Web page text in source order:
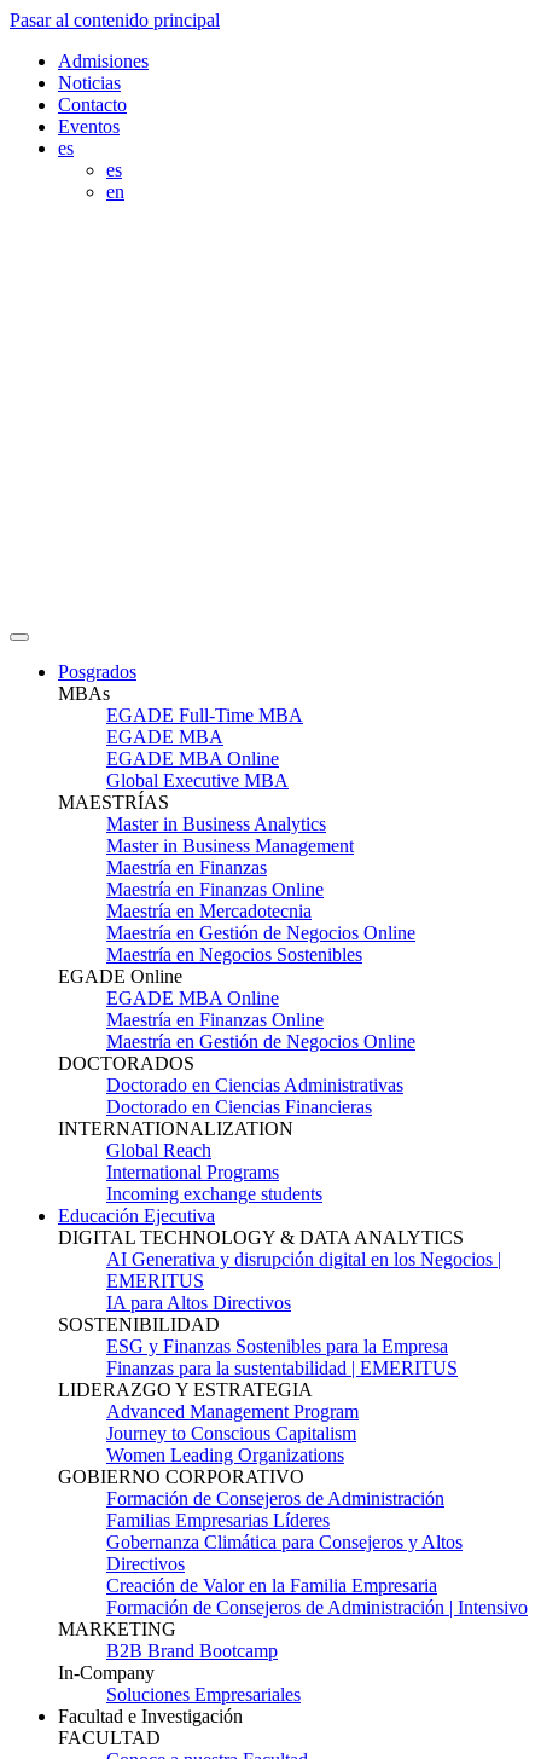
Pasar al contenido principal
Admisiones
Noticias
Contacto
Eventos
es
es
en
Posgrados
MBAs
EGADE Full-Time MBA
EGADE MBA
EGADE MBA Online
Global Executive MBA
MAESTRÍAS
Master in Business Analytics
Master in Business Management
Maestría en Finanzas
Maestría en Finanzas Online
Maestría en Mercadotecnia
Maestría en Gestión de Negocios Online
Maestría en Negocios Sostenibles
EGADE Online
EGADE MBA Online
Maestría en Finanzas Online
Maestría en Gestión de Negocios Online
DOCTORADOS
Doctorado en Ciencias Administrativas
Doctorado en Ciencias Financieras
INTERNATIONALIZATION
Global Reach
International Programs
Incoming exchange students
Educación Ejecutiva
DIGITAL TECHNOLOGY & DATA ANALYTICS
AI Generativa y disrupción digital en los Negocios |
EMERITUS
IA para Altos Directivos
SOSTENIBILIDAD
ESG y Finanzas Sostenibles para la Empresa
Finanzas para la sustentabilidad | EMERITUS
LIDERAZGO Y ESTRATEGIA
Advanced Management Program
Journey to Conscious Capitalism
Women Leading Organizations
GOBIERNO CORPORATIVO
Formación de Consejeros de Administración
Familias Empresarias Líderes
Gobernanza Climática para Consejeros y Altos
Directivos
Creación de Valor en la Familia Empresaria
Formación de Consejeros de Administración | Intensivo
MARKETING
B2B Brand Bootcamp
In-Company
Soluciones Empresariales
Facultad e Investigación
FACULTAD